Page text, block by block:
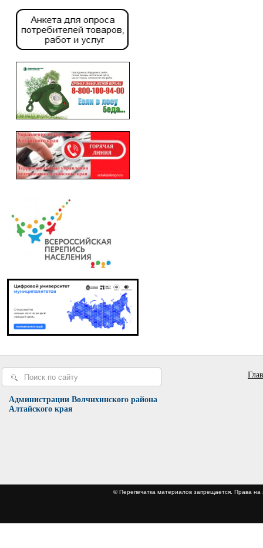
Администрации Волчихинского района
Алтайского края
© Перепечатка материалов запрещается.